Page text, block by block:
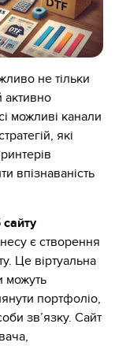
не тільки
активно
можливі канали
які
впізнаваність
є створення
Це віртуальна
можуть
портфоліо,
зв’язку. Сайт